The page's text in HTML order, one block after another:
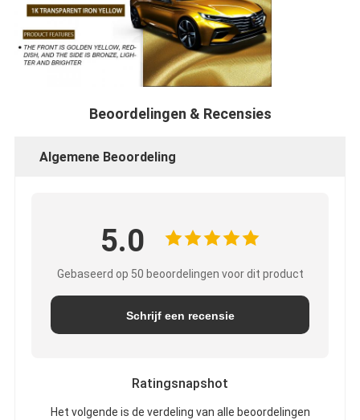
Beoordelingen & Recensies
Algemene Beoordeling
5.0
Gebaseerd op 50 beoordelingen voor dit product
Schrijf een recensie
Ratingsnapshot
Het volgende is de verdeling van alle beoordelingen